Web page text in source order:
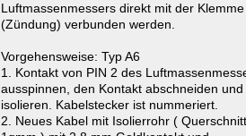
Luftmassenmessers direkt mit der
(Zündung) verbunden werden.
Vorgehensweise: Typ A6
1. Kontakt von PIN 2 des
ausspinnen, den Kontakt abschneiden und
isolieren. Kabelstecker ist nummeriert.
2. Neues Kabel mit Isolierrohr ( Querschnitt